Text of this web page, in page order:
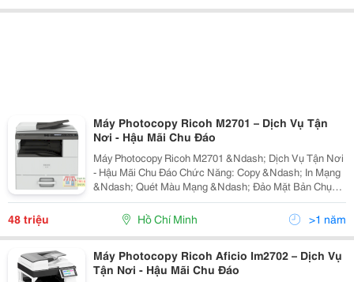
Máy Photocopy Ricoh M2701 – Dịch Vụ Tận
Nơi - Hậu Mãi Chu Đáo
Máy Photocopy Ricoh M2701 &Ndash; Dịch Vụ Tận Nơi
- Hậu Mãi Chu Đáo Chức Năng: Copy &Ndash; In Mạng
&Ndash; Quét Màu Mạng &Ndash; Đảo Mặt Bản Chụp
&Ndash; Nạp Đảo Bản Gốc Tự Động Tốc Độ Copy/In:
27 Trang A4/Phút Khổ Giấy: A6 &Ndash; A3 Dung
48 triệu Hồ Chí Minh >1 năm
Máy Photocopy Ricoh Aficio Im2702 – Dịch Vụ
Tận Nơi - Hậu Mãi Chu Đáo